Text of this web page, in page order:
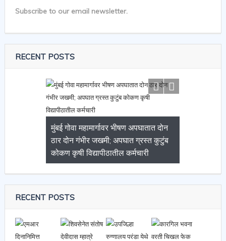
Subscribe to our email newsletter.
RECENT POSTS
सीआयएसएफ ‘वंदे मातरम्’ कोस्टल
सायक्लोथॉन–२०२६ चे नवी दिल्ली येथून
आभासी पद्धतीने ध्वजप्रदर्शन
RECENT POSTS